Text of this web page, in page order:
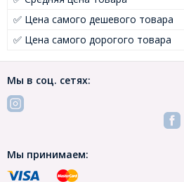
✅ Цена самого дешевого товара
✅ Цена самого дорогого товара
Мы в соц. сетях:
Мы принимаем: